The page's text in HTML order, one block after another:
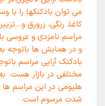
می توان بادکنکها را با
کاغذ رنگی، زرورق
مراسم نامزدی و عروسی
و در همایش ها باتوجه
بادکنک آرایی مراسم
مختلفی در بازار هست.
هلیومی در این مراسم
شدت مرسوم است.